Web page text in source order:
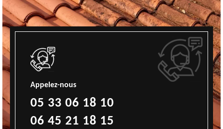
Appelez-nous
05 33 06 18 10
06 45 21 18 15